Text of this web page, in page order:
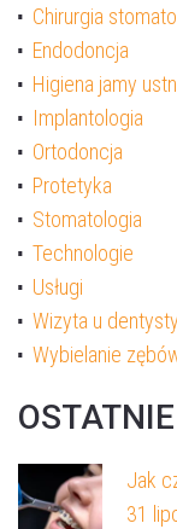
Chirurgia
Endodoncja
Higiena jamy
Implantologia
Ortodoncja
Protetyka
Stomatologia
Technologie
Usługi
Wizyta u dentysty
Wybielanie
Jak
31